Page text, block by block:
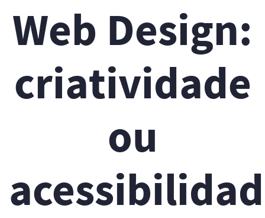
Web Design:
criatividade
ou